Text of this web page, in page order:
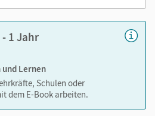
1 Jahr
Lernen
Schulen oder
dem E-Book arbeiten.